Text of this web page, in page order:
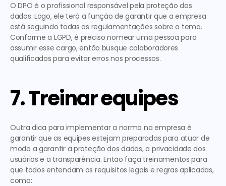
O DPO é o profissional responsável pela proteção dos
dados. Logo, ele terá a função de garantir que a empresa
está seguindo todas as regulamentações sobre o tema.
Conforme a LGPD, é preciso nomear uma pessoa para
assumir esse cargo, então busque colaboradores
qualificados para evitar erros nos processos.
7. Treinar equipes
Outra dica para implementar a norma na empresa é
garantir que as equipes estejam preparadas para atuar de
modo a garantir a proteção dos dados, a privacidade dos
usuários e a transparência. Então faça treinamentos para
que todos entendam os requisitos legais e regras aplicadas,
como: